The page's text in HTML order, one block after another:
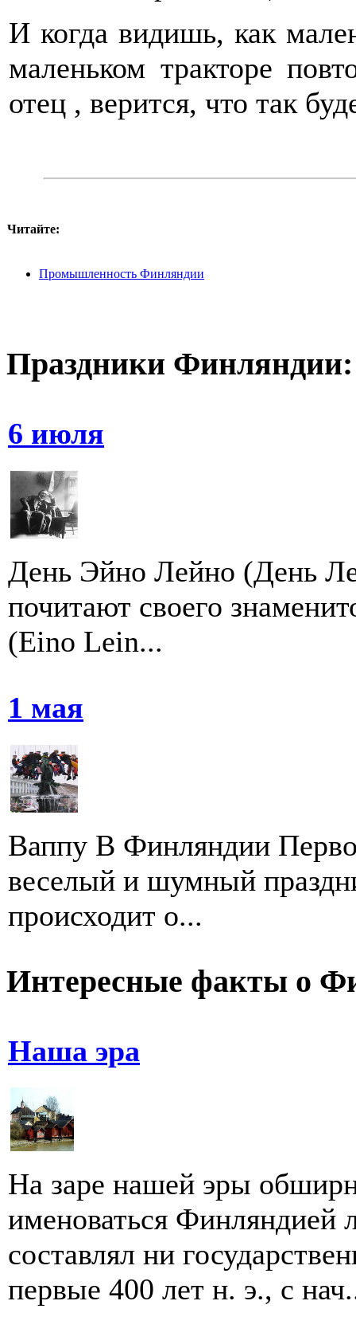
И когда видишь, как
маленьком тракторе
отец , верится, что так
Читайте:
Промышленность Финляндии
Праздники Финляндии:
6 июля
День Эйно Лейно (День
почитают своего
(Eino Lein...
1 мая
Ваппу В Финляндии
веселый и шумный
происходит о...
Интересные факты о
Наша эра
На заре нашей эры
именоваться Финляндией
составлял ни
первые 400 лет н. э., с